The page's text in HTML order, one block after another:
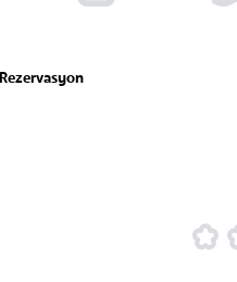
Rezervasyon